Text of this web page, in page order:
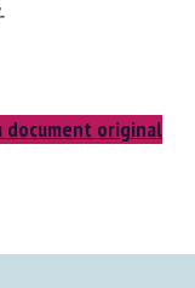
original